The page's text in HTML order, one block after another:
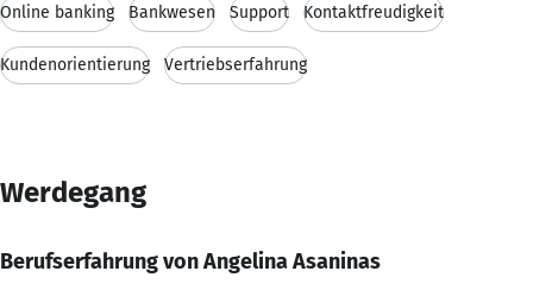
Online banking Bankwesen Support Kontaktfreudigkeit
Kundenorientierung Vertriebserfahrung
Werdegang
Berufserfahrung von Angelina Asaninas